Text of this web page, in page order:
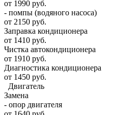
от 1990 руб.
- помпы (водяного насоса)
от 2150 руб.
Заправка кондиционера
от 1410 руб.
Чистка автокондиционера
от 1910 руб.
Диагностика кондиционера
от 1450 руб.
Двигатель
Замена
- опор двигателя